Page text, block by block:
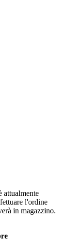
attualmente
l'ordine
in magazzino.